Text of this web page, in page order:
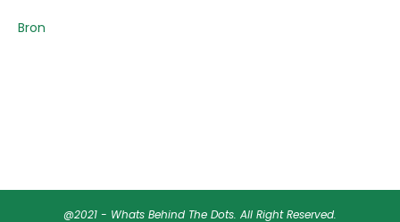
Bron
@2021 - Whats Behind The Dots. All Right Reserved.